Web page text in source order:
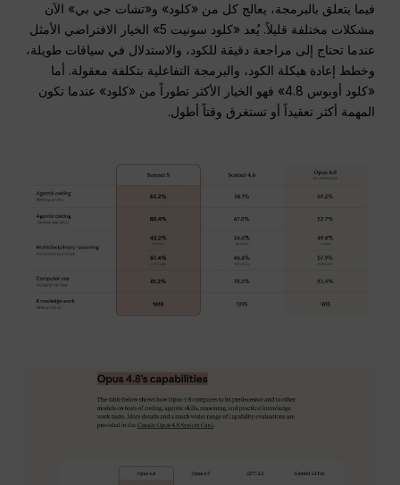
فيما يتعلق بالبرمجة، يعالج كل من «كلود» و«تشات جي بي» الآن
مشكلات مختلفة قليلاً. يُعد «كلود سونيت 5» الخيار الافتراضي الأمثل
عندما تحتاج إلى مراجعة دقيقة للكود، والاستدلال في سياقات طويلة،
وخطط إعادة هيكلة الكود، والبرمجة التفاعلية بتكلفة معقولة. أما
«كلود أوبوس 4.8» فهو الخيار الأكثر تطوراً من «كلود» عندما تكون
المهمة أكثر تعقيداً أو تستغرق وقتاً أطول.